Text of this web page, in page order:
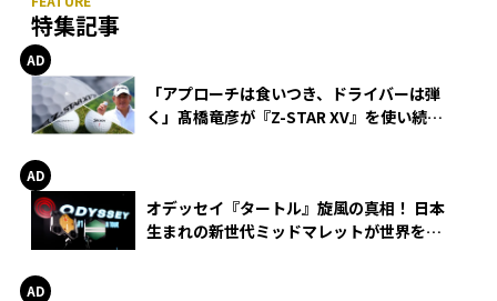
特集記事
「アプローチは食いつき、ドライバーは弾
く」髙橋竜彦が『Z-STAR XV』を使い続け
オデッセイ『タートル』旋風の真相！ 日本
生まれの新世代ミッドマレットが世界を席